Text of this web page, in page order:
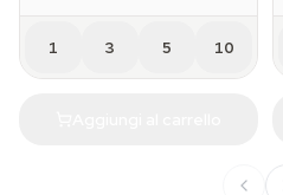
1 3 5 10